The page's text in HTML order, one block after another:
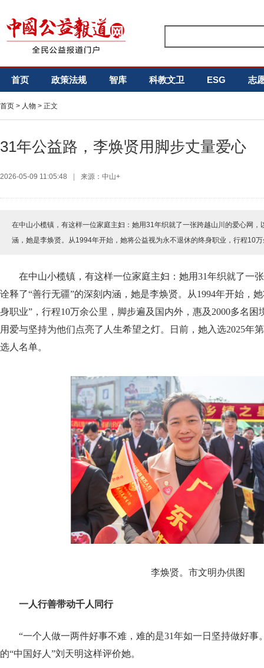
首页 政策法规 智库 科教文卫 ESG 志
首页 > 人物 > 正文
31年公益路，李焕贤用脚步丈量爱心
2026-05-09 11:05:48 来源：中山+
在中山小榄镇，有这样一位家庭主妇：她用31年织就了一张跨越山川的爱心网，
涵，她是李焕贤。从1994年开始，她将公益视为永不退休的终身职业，行程10
在中山小榄镇，有这样一位家庭主妇：她用31年织就了一
诠释了“善行无疆”的深刻内涵，她是李焕贤。从1994年开始，
身职业”，行程10万余公里，脚步遍及国内外，惠及2000多名
用爱与坚持为他们点亮了人生希望之灯。日前，她入选2025年
选人名单。
李焕贤。市文明办供图
一人行善带动千人同行
“一个人做一两件好事不难，难的是31年如一日坚持做好事
的“中国好人”刘天明这样评价她。